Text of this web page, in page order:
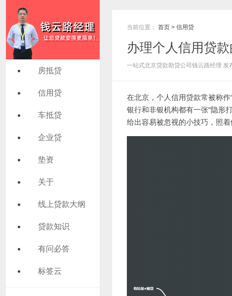
房抵贷
信用贷
车抵贷
企业贷
垫资
关于
线上贷款大纲
贷款知识
有问必答
标签云
当前位置： 首页 > 信用贷
办理个人信用贷
一站式北京贷款助贷公司钱云路经理 发
在北京，个人信用贷款常被称作
银行和非银机构都有一张“隐形
给出容易被忽视的小技巧，照着